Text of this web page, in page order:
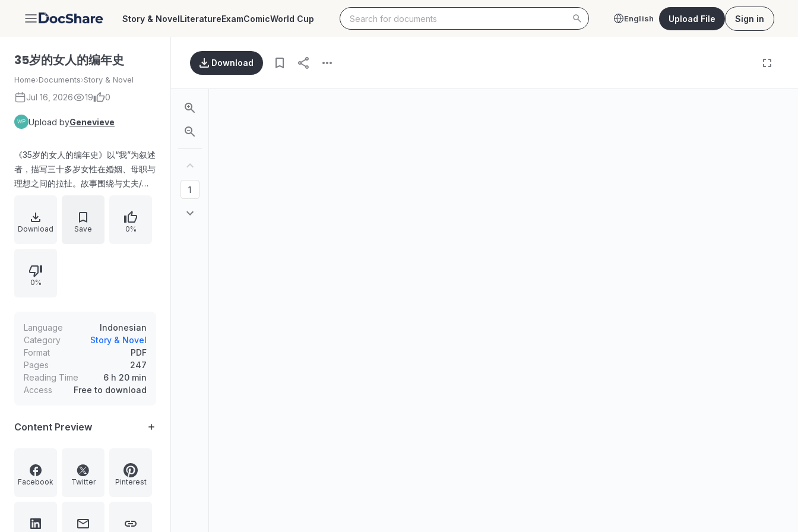
DocShare Story & NovelLiteratureExamComicWorld Cup English Upload File Sign in
35岁的女人的编年史
Home›Documents›Story & Novel
Jul 16, 2026 19 0
Upload byGenevieve
《35岁的女人的编年史》以“我”为叙述
者，描写三十多岁女性在婚姻、母职与
理想之间的拉扯。故事围绕与丈夫/恋
亲密关系与周遭人物的变化展开，呈
现“似乎只有我没有前进”的孤独感与自
Download Save 0%
0%
Language
Indonesian
Category
Story & Novel
Format
PDF
Pages
247
Reading Time
6 h 20 min
Access
Free to download
Content Preview
Facebook Twitter Pinterest
Download